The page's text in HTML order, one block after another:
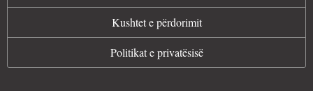
Kushtet e përdorimit
Politikat e privatësisë